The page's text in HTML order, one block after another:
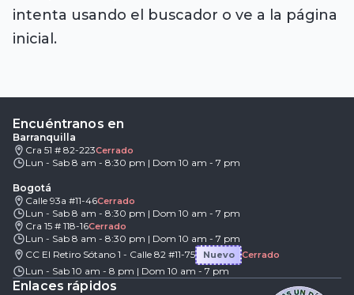
intenta usando el buscador o ve a la página
inicial.
Encuéntranos en
Barranquilla
Cra 51 # 82-223Cerrado
Lun - Sab 8 am - 8:30 pm | Dom 10 am - 7 pm
Bogotá
Calle 93a #11-46Cerrado
Lun - Sab 8 am - 8:30 pm | Dom 10 am - 7 pm
Cra 15 # 118-16Cerrado
Lun - Sab 8 am - 8:30 pm | Dom 10 am - 7 pm
CC El Retiro Sótano 1 - Calle 82 #11-75
Nuevo Cerrado
Lun - Sab 10 am - 8 pm | Dom 10 am - 7 pm
Enlaces rápidos